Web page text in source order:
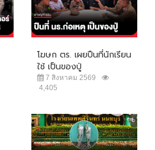
โฆษก ตร. เผยปืนที่นักเรียน
ใช้ เป็นของปู่
7 สิงหาคม 2569
4,405